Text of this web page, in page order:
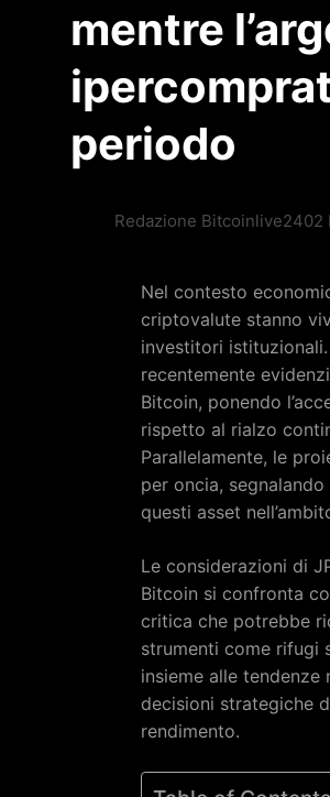
mentre
periodo
Redazione Bitcoinlive2402
Nel contesto
criptovalute stanno
investitori
recentemente
Bitcoin, ponendo
rispetto al rialzo
Parallelamente, le
per oncia,
questi asset
Le considerazioni di
Bitcoin si confronta
critica che potrebbe
strumenti come rifugi
insieme alle
decisioni strategiche
rendimento.